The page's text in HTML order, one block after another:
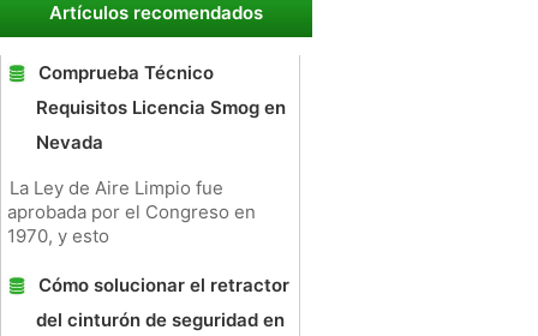
Artículos recomendados
Comprueba Técnico
Requisitos Licencia Smog en
Nevada
La Ley de Aire Limpio fue
aprobada por el Congreso en
1970, y esto
Cómo solucionar el retractor
del cinturón de seguridad en